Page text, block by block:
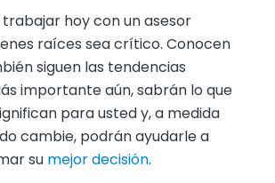
trabajar hoy con un asesor
raíces sea crítico. Conocen
siguen las tendencias
importante aún, sabrán lo que
para usted y, a medida
cambie, podrán ayudarle a
su mejor decisión.